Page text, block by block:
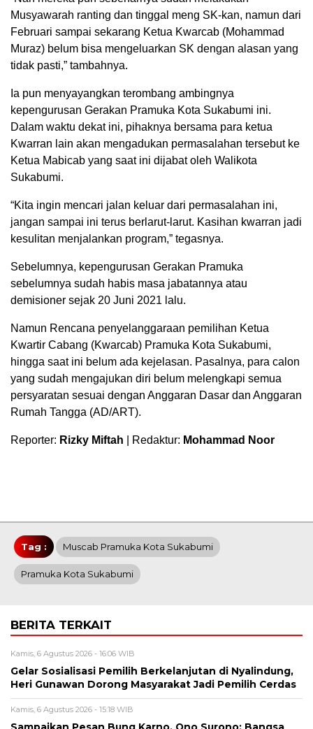
Musyawarah ranting dan tinggal meng SK-kan, namun dari
Februari sampai sekarang Ketua Kwarcab (Mohammad
Muraz) belum bisa mengeluarkan SK dengan alasan yang
tidak pasti,” tambahnya.
Ia pun menyayangkan terombang ambingnya
kepengurusan Gerakan Pramuka Kota Sukabumi ini.
Dalam waktu dekat ini, pihaknya bersama para ketua
Kwarran lain akan mengadukan permasalahan tersebut ke
Ketua Mabicab yang saat ini dijabat oleh Walikota
Sukabumi.
“Kita ingin mencari jalan keluar dari permasalahan ini,
jangan sampai ini terus berlarut-larut. Kasihan kwarran jadi
kesulitan menjalankan program,” tegasnya.
Sebelumnya, kepengurusan Gerakan Pramuka
sebelumnya sudah habis masa jabatannya atau
demisioner sejak 20 Juni 2021 lalu.
Namun Rencana penyelanggaraan pemilihan Ketua
Kwartir Cabang (Kwarcab) Pramuka Kota Sukabumi,
hingga saat ini belum ada kejelasan. Pasalnya, para calon
yang sudah mengajukan diri belum melengkapi semua
persyaratan sesuai dengan Anggaran Dasar dan Anggaran
Rumah Tangga (AD/ART).
Reporter: Rizky Miftah | Redaktur: Mohammad Noor
Tag : Muscab Pramuka Kota Sukabumi
Pramuka Kota Sukabumi
BERITA TERKAIT
Kamis, 6 Agustus 2026 - 16:06 WIB
Gelar Sosialisasi Pemilih Berkelanjutan di Nyalindung,
Heri Gunawan Dorong Masyarakat Jadi Pemilih Cerdas
Kamis, 6 Agustus 2026 - 15:18 WIB